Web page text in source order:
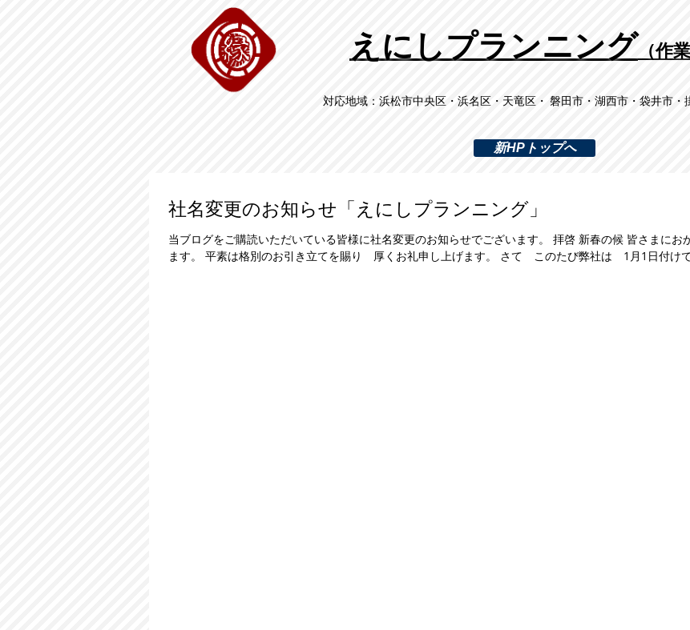
​えにしプランニング （作
対応地域：​浜松市中央区・浜名区・天竜区・ 磐田市・湖西市・袋井市・
新HPトップへ
社名変更のお知らせ「えにしプランニング」
当ブログをご購読いただいている皆様に社名変更のお知らせでございます。 拝啓 新春の候 皆さまにお
ます。 平素は格別のお引き立てを賜り 厚くお礼申し上げます。 さて このたび弊社は 1月1日付